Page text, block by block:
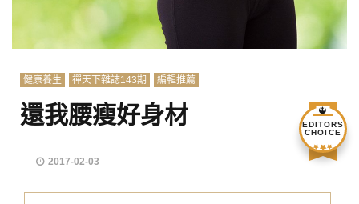
健康養生 禪天下雜誌143期 編輯推薦
還我腰瘦好身材
2017-02-03
EDITORS
CHOICE